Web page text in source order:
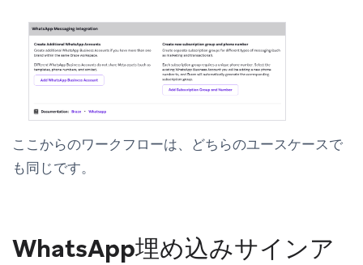
ここからのワークフローは、どちらのユースケースで
も同じです。
WhatsApp埋め込みサインア